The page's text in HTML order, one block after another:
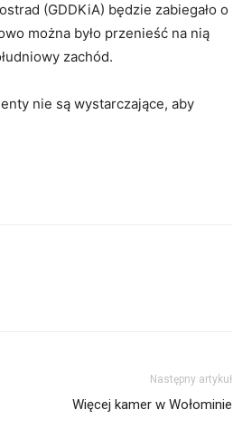
(GDDKiA) będzie zabiegało o
można było przenieść na nią
zachód.
nie są wystarczające, aby
Następny artykuł
Więcej kamer w Wołominie